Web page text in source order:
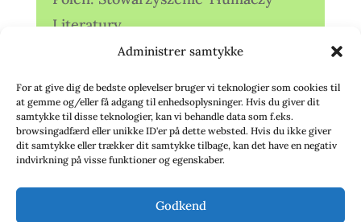
Administrer samtykke
For at give dig de bedste oplevelser bruger vi teknologier som cookies til
at gemme og/eller få adgang til enhedsoplysninger. Hvis du giver dit
samtykke til disse teknologier, kan vi behandle data som f.eks.
browsingadfærd eller unikke ID'er på dette websted. Hvis du ikke giver
dit samtykke eller trækker dit samtykke tilbage, kan det have en negativ
indvirkning på visse funktioner og egenskaber.
Godkend
Literatury
Storbritannien: Translators
Association (TA)
Sverige: Översättarsektionen (Ö.)
Sverige: Översättarcentrum (ÖC)
deutschsprachiger Übersetzer (VdÜ)